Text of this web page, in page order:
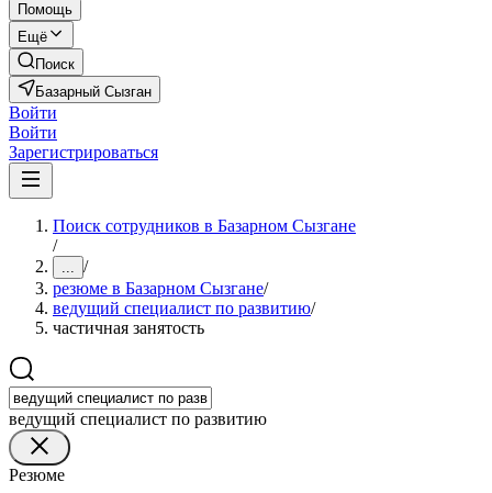
Помощь
Ещё
Поиск
Базарный Сызган
Войти
Войти
Зарегистрироваться
Поиск сотрудников в Базарном Сызгане
/
... /
резюме в Базарном Сызгане/
ведущий специалист по развитию/
частичная занятость
ведущий специалист по развитию
Резюме